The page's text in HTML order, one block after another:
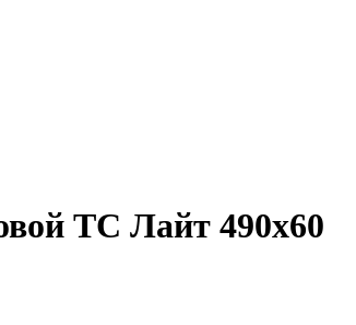
ТС Лайт 490x60